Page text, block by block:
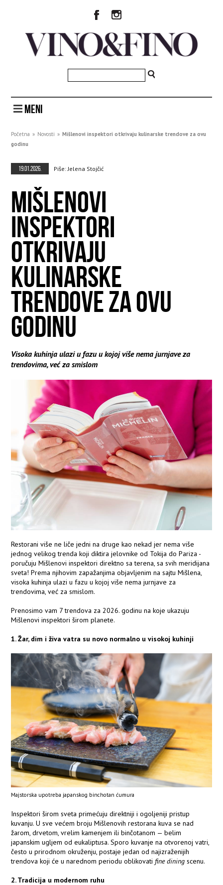
MENI
Početna » Novosti » Mišlenovi inspektori otkrivaju kulinarske trendove za ovu
godinu
19.01.2026. Piše: Jelena Stojčić
MIŠLENOVI
INSPEKTORI
OTKRIVAJU
KULINARSKE
TRENDOVE ZA OVU
GODINU
Visoka kuhinja ulazi u fazu u kojoj više nema jurnjave za
trendovima, već za smislom
Restorani više ne liče jedni na druge kao nekad jer nema više
jednog velikog trenda koji diktira jelovnike od Tokija do Pariza -
poručuju Mišlenovi inspektori direktno sa terena, sa svih meridijana
sveta! Prema njihovim zapažanjima objavljenim na sajtu Mišlena,
visoka kuhinja ulazi u fazu u kojoj više nema jurnjave za
trendovima, već za smislom.
Prenosimo vam 7 trendova za 2026. godinu na koje ukazuju
Mišlenovi inspektori širom planete.
1. Žar, dim i živa vatra su novo normalno u visokoj kuhinji
Majstorska upotreba japanskog binchotan ćumura
Inspektori širom sveta primećuju direktniji i ogoljeniji pristup
kuvanju. U sve većem broju Mišlenovih restorana kuva se nad
žarom, drvetom, vrelim kamenjem ili binčotanom — belim
japanskim ugljem od eukaliptusa. Sporo kuvanje na otvorenoj vatri,
često u prirodnom okruženju, postaje jedan od najizraženijih
trendova koji će u narednom periodu oblikovati fine dining scenu.
2. Tradicija u modernom ruhu